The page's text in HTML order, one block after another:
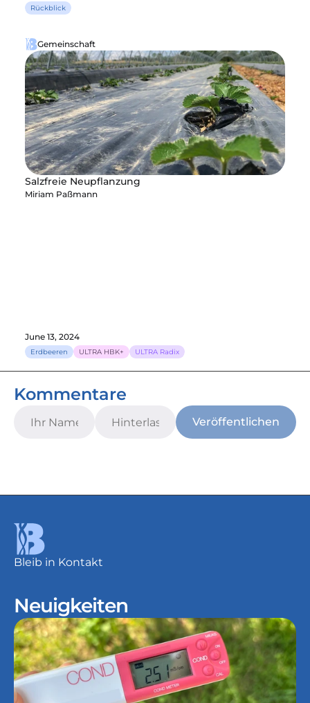
Rückblick
Gemeinschaft
Salzfreie Neupflanzung
Miriam Paßmann
June 13, 2024
Erdbeeren ULTRA HBK+ ULTRA Radix
Kommentare
Veröffentlichen
Neuigkeiten
Bleib in Kontakt